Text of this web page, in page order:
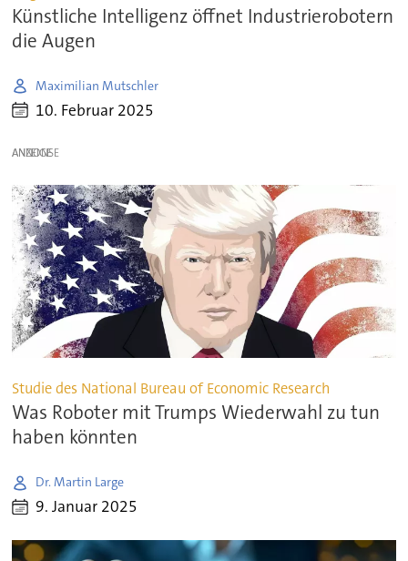
Künstliche Intelligenz öffnet Industrierobotern
die Augen
Maximilian Mutschler
10. Februar 2025
ANZEIGE
Studie des National Bureau of Economic Research
Was Roboter mit Trumps Wiederwahl zu tun
haben könnten
Dr. Martin Large
9. Januar 2025